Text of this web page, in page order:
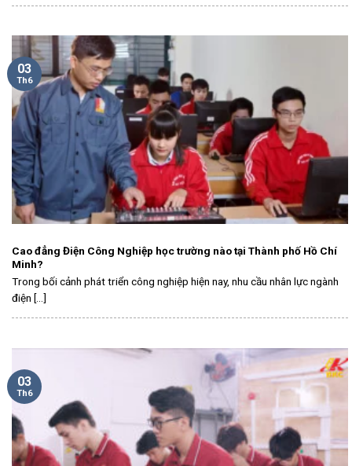
Cao đẳng Điện Công Nghiệp học trường nào tại Thành phố Hồ Chí
Minh?
Trong bối cảnh phát triển công nghiệp hiện nay, nhu cầu nhân lực ngành
điện [...]
03
Th6
03
Th6